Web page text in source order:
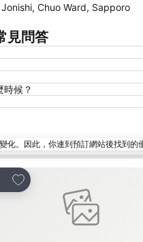
Chuo Ward, Sapporo
見問答
候？
化。因此，你連到預訂網站後找到的
放到收藏夾